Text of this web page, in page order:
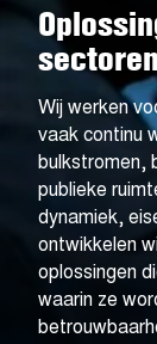
sectoren
Wij werken
vaak continu
bulkstromen,
publieke
dynamiek,
ontwikkelen
oplossingen
waarin ze